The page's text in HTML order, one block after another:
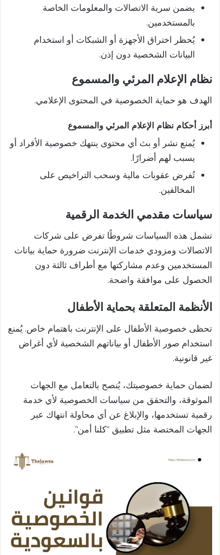
يضمن سرية الاتصالات والمعلومات الخاصة
بالمستخدمين.
يُحظر اختراق الأجهزة أو الشبكات أو استخدام
البيانات الشخصية دون إذن.
نظام الإعلام المرئي والمسموع
الهدف هو حماية الخصوصية في المحتوى الإعلامي.
أبرز أحكام نظام الإعلام المرئي والمسموع
يُمنع نشر أو بث أي محتوى ينتهك خصوصية الأفراد أو
يسبب لهم أضرارًا.
تُفرض عقوبات مالية وسحب التراخيص على
المخالفين.
سياسات مقدمي الخدمة الرقمية
تشمل هذه السياسات شروطًا تفرض على شركات
الاتصالات ومزودي خدمات الإنترنت ضرورة حماية بيانات
المستخدمين وعدم مشاركتها مع أطراف ثالثة دون
الحصول على موافقة واضحة.
الأنظمة المتعلقة بحماية الأطفال
تحظى خصوصية الأطفال على الإنترنت باهتمام خاص. يُمنع
استخدام صور الأطفال أو بياناتهم الشخصية لأي أغراض
غير قانونية.
لضمان حماية خصوصيتك، يُنصح بالتعامل مع الجهات
الموثوقة، والتحقق من سياسات الخصوصية لأي خدمة
رقمية تستخدمها، والإبلاغ عن أي محاولة انتهاك عبر
الجهات المختصة مثل تطبيق “كلنا أمن”.